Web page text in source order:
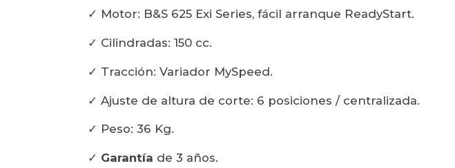
✓ Motor: B&S 625 Exi Series, fácil arranque ReadyStart.
✓ Cilindradas: 150 cc.
✓ Tracción: Variador MySpeed.
✓ Ajuste de altura de corte: 6 posiciones / centralizada.
✓ Peso: 36 Kg.
✓ Garantía de 3 años.